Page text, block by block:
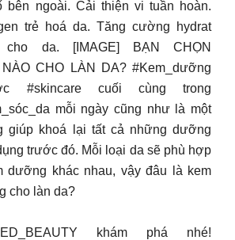
bên ngoài. Cải thiện vi tuần hoàn.
trẻ hoá da. Tăng cường hydrat
da. [IMAGE] BẠN CHỌN
CHO LÀN DA? #Kem_dưỡng
#skincare cuối cùng trong
mỗi ngày cũng như là một
giúp khoá lại tất cả những dưỡng
trước đó. Mỗi loại da sẽ phù hợp
dưỡng khác nhau, vậy đâu là kem
cho làn da?
khám phá nhé!